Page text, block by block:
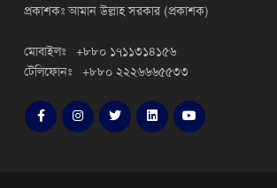
প্রকাশকঃ আমান উল্লাহ সরকার (প্রকাশক)
মোবাইলঃ +৮৮০ ১৭১১৩১৪১৫৬
টেলিফোনঃ +৮৮০ ২২২৬৬৬৫৫৩৩